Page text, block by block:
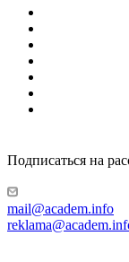
Подписаться на
mail@academ.info